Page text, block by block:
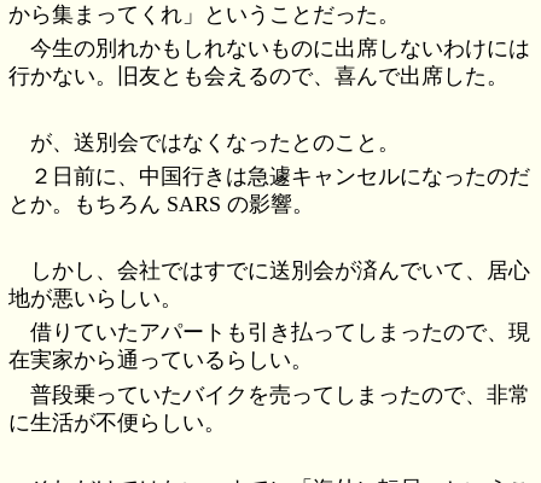
から集まってくれ」ということだった。
今生の別れかもしれないものに出席しないわけには
行かない。旧友とも会えるので、喜んで出席した。
が、送別会ではなくなったとのこと。
２日前に、中国行きは急遽キャンセルになったのだ
とか。もちろん SARS の影響。
しかし、会社ではすでに送別会が済んでいて、居心
地が悪いらしい。
借りていたアパートも引き払ってしまったので、現
在実家から通っているらしい。
普段乗っていたバイクを売ってしまったので、非常
に生活が不便らしい。